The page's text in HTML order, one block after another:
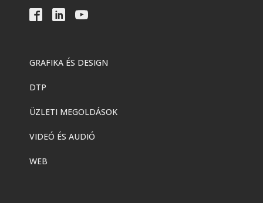
GRAFIKA ÉS DESIGN
DTP
ÜZLETI MEGOLDÁSOK
VIDEÓ ÉS AUDIÓ
WEB